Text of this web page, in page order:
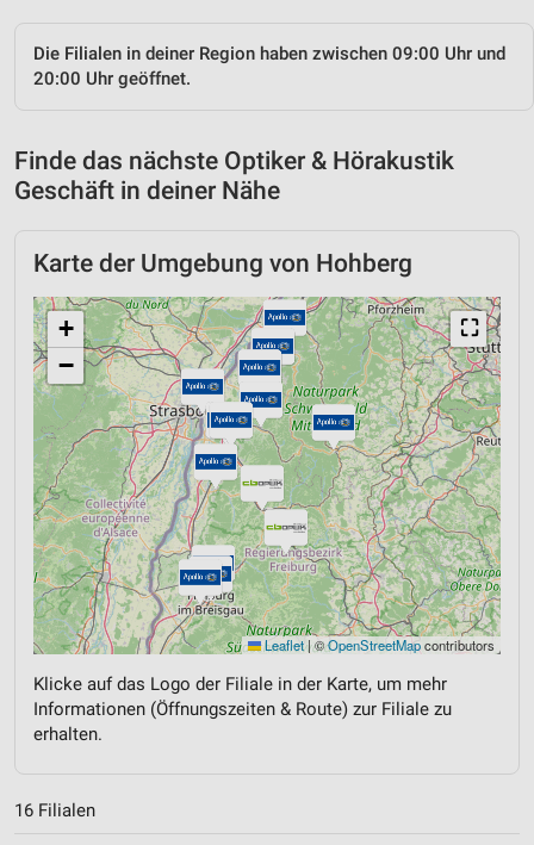
Die Filialen in deiner Region haben zwischen 09:00 Uhr und
20:00 Uhr geöffnet.
Finde das nächste Optiker & Hörakustik
Geschäft in deiner Nähe
Karte der Umgebung von Hohberg
⛶
+
−
Leaflet|©OpenStreetMapcontributors
Klicke auf das Logo der Filiale in der Karte, um mehr
Informationen (Öffnungszeiten & Route) zur Filiale zu
erhalten.
16 Filialen